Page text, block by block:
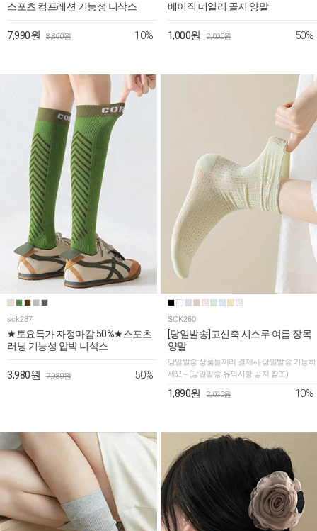
스포츠 컴프레션 기능성 니삭스
7,990원 8,890원 10%
베이직 데일리 골지 양말
1,000원 2,000원 50%
sck287
★토요특가 자정마감 50%★스포츠
러닝 기능성 압박 니삭스
3,980원 7,980원 50%
SCK260
[당일발송]고신축 시스루 여름 장목
양말
당일발송 상품들끼리 결제시 당일발송 가능하
세요~ (당일발송 유의사항 공지 참조)
1,890원 2,090원 10%